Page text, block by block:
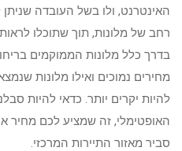
האינטרנט, ולו בשל העובדה שניתן
רחב של מלונות, תוך שתוכלו לראות
בדרך כלל מלונות הממוקמים בריחוק
מחירים נמוכים ואילו מלונות
להיות יקרים יותר. כדאי להיות
האופטימלי, זה שמציע לכם מחיר
סביר מאזור התיירות המרכזי.